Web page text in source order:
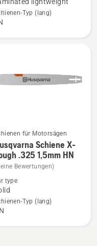
lightweight
Typ (lang)
für Motorsägen
Schiene X-
.325 1,5mm HN
Bewertungen)
type
Typ (lang)